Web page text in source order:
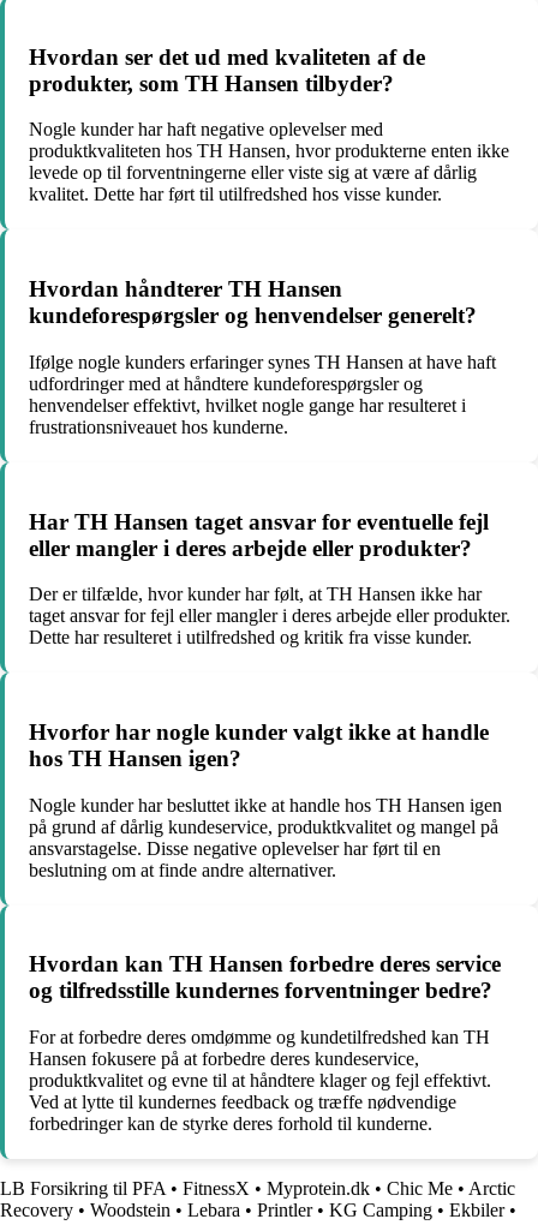
Hvordan ser det ud med kvaliteten af de
produkter, som TH Hansen tilbyder?
Nogle kunder har haft negative oplevelser med
produktkvaliteten hos TH Hansen, hvor produkterne enten ikke
levede op til forventningerne eller viste sig at være af dårlig
kvalitet. Dette har ført til utilfredshed hos visse kunder.
Hvordan håndterer TH Hansen
kundeforespørgsler og henvendelser generelt?
Ifølge nogle kunders erfaringer synes TH Hansen at have haft
udfordringer med at håndtere kundeforespørgsler og
henvendelser effektivt, hvilket nogle gange har resulteret i
frustrationsniveauet hos kunderne.
Har TH Hansen taget ansvar for eventuelle fejl
eller mangler i deres arbejde eller produkter?
Der er tilfælde, hvor kunder har følt, at TH Hansen ikke har
taget ansvar for fejl eller mangler i deres arbejde eller produkter.
Dette har resulteret i utilfredshed og kritik fra visse kunder.
Hvorfor har nogle kunder valgt ikke at handle
hos TH Hansen igen?
Nogle kunder har besluttet ikke at handle hos TH Hansen igen
på grund af dårlig kundeservice, produktkvalitet og mangel på
ansvarstagelse. Disse negative oplevelser har ført til en
beslutning om at finde andre alternativer.
Hvordan kan TH Hansen forbedre deres service
og tilfredsstille kundernes forventninger bedre?
For at forbedre deres omdømme og kundetilfredshed kan TH
Hansen fokusere på at forbedre deres kundeservice,
produktkvalitet og evne til at håndtere klager og fejl effektivt.
Ved at lytte til kundernes feedback og træffe nødvendige
forbedringer kan de styrke deres forhold til kunderne.
LB Forsikring til PFA • FitnessX • Myprotein.dk • Chic Me • Arctic
Recovery • Woodstein • Lebara • Printler• KG Camping • Ekbiler•